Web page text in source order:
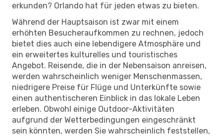
erkunden? Orlando hat für jeden etwas zu bieten.
Während der Hauptsaison ist zwar mit einem
erhöhten Besucheraufkommen zu rechnen, jedoch
bietet dies auch eine lebendigere Atmosphäre und
ein erweitertes kulturelles und touristisches
Angebot. Reisende, die in der Nebensaison anreisen,
werden wahrscheinlich weniger Menschenmassen,
niedrigere Preise für Flüge und Unterkünfte sowie
einen authentischeren Einblick in das lokale Leben
erleben. Obwohl einige Outdoor-Aktivitäten
aufgrund der Wetterbedingungen eingeschränkt
sein könnten, werden Sie wahrscheinlich feststellen,